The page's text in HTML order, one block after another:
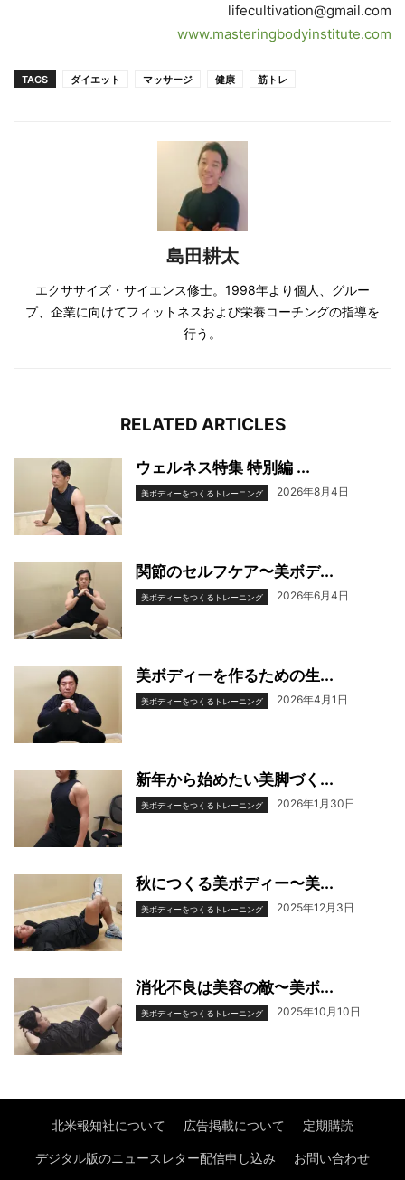
lifecultivation@gmail.com
www.masteringbodyinstitute.com
TAGS ダイエット マッサージ 健康 筋トレ
島田耕太
エクササイズ・サイエンス修士。1998年より個人、グルー
プ、企業に向けてフィットネスおよび栄養コーチングの指導を
行う。
RELATED ARTICLES
ウェルネス特集 特別編 ...
美ボディーをつくるトレーニング 2026年8月4日
関節のセルフケア〜美ボデ...
美ボディーをつくるトレーニング 2026年6月4日
美ボディーを作るための生...
美ボディーをつくるトレーニング 2026年4月1日
新年から始めたい美脚づく...
美ボディーをつくるトレーニング 2026年1月30日
秋につくる美ボディー〜美...
美ボディーをつくるトレーニング 2025年12月3日
消化不良は美容の敵〜美ボ...
美ボディーをつくるトレーニング 2025年10月10日
北米報知社について 広告掲載について 定期購読
デジタル版のニュースレター配信申し込み お問い合わせ